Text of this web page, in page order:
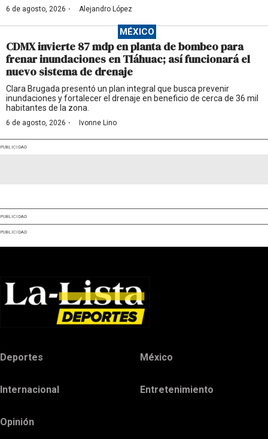
6 de agosto, 2026 · Alejandro López
MÉXICO
CDMX invierte 87 mdp en planta de bombeo para
frenar inundaciones en Tláhuac; así funcionará el
nuevo sistema de drenaje
Clara Brugada presentó un plan integral que busca prevenir
inundaciones y fortalecer el drenaje en beneficio de cerca de 36 mil
habitantes de la zona.
6 de agosto, 2026 · Ivonne Lino
PUBLICIDAD
PUBLICIDAD
PUBLICIDAD
Deportes México
Internacional Entretenimiento
Opinión